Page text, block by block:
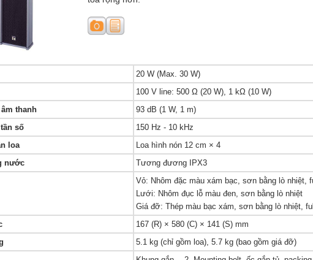
20 W (Max. 30 W)
100 V line: 500 Ω (20 W), 1 kΩ (10 W)
thanh
93 dB (1 W, 1 m)
số
150 Hz - 10 kHz
loa
Loa hình nón 12 cm × 4
nước
Tương đương IPX3
Vỏ: Nhôm đặc màu xám bạc, sơn bằng lò nhiệt,
Lưới: Nhôm đục lỗ màu đen, sơn bằng lò nhiệt
Giá đỡ: Thép màu bạc xám, sơn bằng lò nhiệt,
167 (R) × 580 (C) × 141 (S) mm
5.1 kg (chỉ gồm loa), 5.7 kg (bao gồm giá đỡ)